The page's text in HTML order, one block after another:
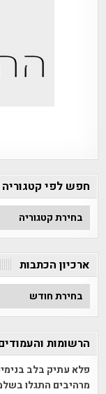
חפש לפי קטגוריה
חפש
לפי
ארכיון הכתבות
ארכיון
הכתבות
הרשומות
פלא עתיק בלב
מרהיבים התגלו